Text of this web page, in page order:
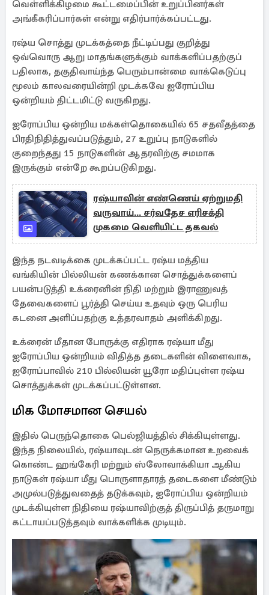
வெள்ளிக்கிழமை கூட்டமைப்பின் உறுப்பினர்கள்
அங்கீகரிப்பார்கள் என்று எதிர்பார்க்கப்பட்டது.
ரஷ்ய சொத்து முடக்கத்தை நீட்டிப்பது குறித்து
ஒவ்வொரு ஆறு மாதங்களுக்கும் வாக்களிப்பதற்குப்
பதிலாக, தகுதிவாய்ந்த பெரும்பான்மை வாக்கெடுப்பு
மூலம் காலவரையின்றி முடக்கவே ஐரோப்பிய
ஒன்றியம் திட்டமிட்டு வருகிறது.
ஐரோப்பிய ஒன்றிய மக்கள்தொகையில் 65 சதவீதத்தை
பிரதிநிதித்துவப்படுத்தும், 27 உறுப்பு நாடுகளில்
குறைந்தது 15 நாடுகளின் ஆதரவிற்கு சமமாக
இருக்கும் என்றே கூறப்படுகிறது.
ரஷ்யாவின் எண்ணெய் ஏற்றுமதி
வருவாய்... சர்வதேச எரிசக்தி
முகமை வெளியிட்ட தகவல்
இந்த நடவடிக்கை முடக்கப்பட்ட ரஷ்ய மத்திய
வங்கியின் பில்லியன் கணக்கான சொத்துக்களைப்
பயன்படுத்தி உக்ரைனின் நிதி மற்றும் இராணுவத்
தேவைகளைப் பூர்த்தி செய்ய உதவும் ஒரு பெரிய
கடனை அளிப்பதற்கு உத்தரவாதம் அளிக்கிறது.
உக்ரைன் மீதான போருக்கு எதிராக ரஷ்யா மீது
ஐரோப்பிய ஒன்றியம் விதித்த தடைகளின் விளைவாக,
ஐரோப்பாவில் 210 பில்லியன் யூரோ மதிப்புள்ள ரஷ்ய
சொத்துக்கள் முடக்கப்பட்டுள்ளன.
மிக மோசமான செயல்
இதில் பெருந்தொகை பெல்ஜியத்தில் சிக்கியுள்ளது.
இந்த நிலையில், ரஷ்யாவுடன் நெருக்கமான உறவைக்
கொண்ட ஹங்கேரி மற்றும் ஸ்லோவாக்கியா ஆகிய
நாடுகள் ரஷ்யா மீது பொருளாதாரத் தடைகளை மீண்டும்
அமுல்படுத்துவதைத் தடுக்கவும், ஐரோப்பிய ஒன்றியம்
முடக்கியுள்ள நிதியை ரஷ்யாவிற்குத் திருப்பித் தருமாறு
கட்டாயப்படுத்தவும் வாக்களிக்க முடியும்.